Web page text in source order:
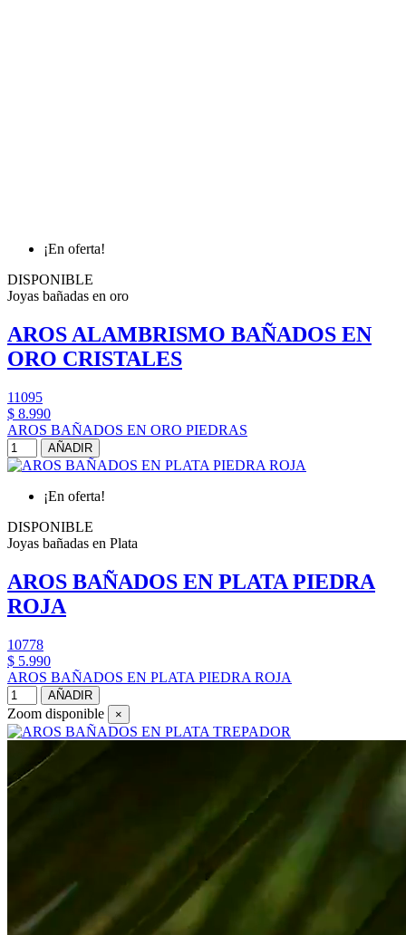
¡En oferta!
DISPONIBLE
Joyas bañadas en oro
AROS ALAMBRISMO BAÑADOS EN
ORO CRISTALES
11095
$ 8.990
AROS BAÑADOS EN ORO PIEDRAS
AÑADIR
¡En oferta!
DISPONIBLE
Joyas bañadas en Plata
AROS BAÑADOS EN PLATA PIEDRA
ROJA
10778
$ 5.990
AROS BAÑADOS EN PLATA PIEDRA ROJA
AÑADIR
Zoom disponible ×